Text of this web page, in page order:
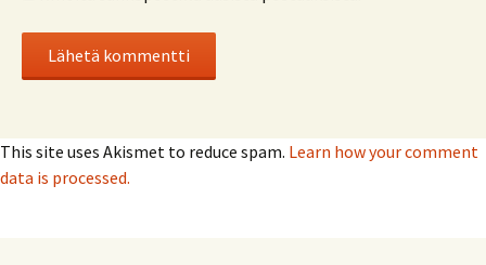
This site uses Akismet to reduce spam. Learn how your comment
data is processed.